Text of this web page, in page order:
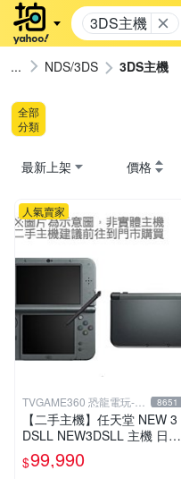
3DS主機
NDS/3DS 3DS主機
全部
分類
最新上架 價格
人氣賣家
TVGAME360 恐龍電玩-台
中店
8651
【二手主機】任天堂 NEW 3
DSLL NEW3DSLL 主機 日文
版 日本機 金屬黑 附贈充電器
裸裝 台中恐龍電玩
$99,990